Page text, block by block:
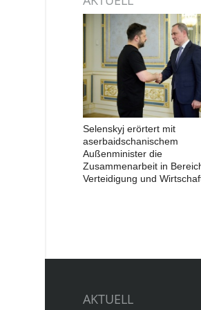
Selenskyj erörtert mit
aserbaidschanischem
Außenminister die
Zusammenarbeit in
Verteidigung und
AKTUELL